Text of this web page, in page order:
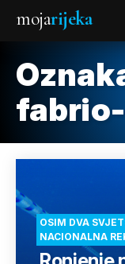
mojarijeka
OSIM DVA
NACIONALNA